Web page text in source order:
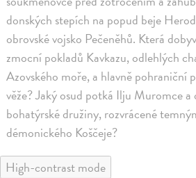
donských stepích na popud beje
obrovské vojsko Pečeněhů. Která
zmocní pokladů Kavkazu, odlehlých
Azovského moře, a hlavně pohraniční
věže? Jaký osud potká Ilju Muromce
bohatýrské družiny, rozvrácené
démonického Koščeje?
High-contrast mode